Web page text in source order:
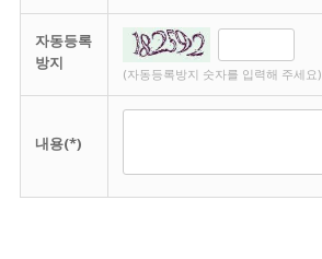
자동등록
방지
(자동등록방지 숫자를 입력해 주세요)
내용(*)